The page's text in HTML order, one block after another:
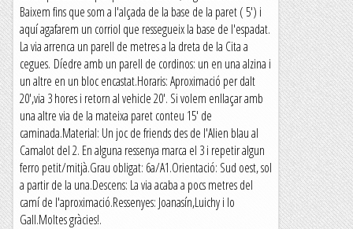
Baixem fins que som a l'alçada de la base de la paret ( 5') i
aquí agafarem un corriol que ressegueix la base de l'espadat.
La via arrenca un parell de metres a la dreta de la Cita a
cegues. Díedre amb un parell de cordinos: un en una alzina i
un altre en un bloc encastat.Horaris: Aproximació per dalt
20',via 3 hores i retorn al vehicle 20'. Si volem enllaçar amb
una altre via de la mateixa paret conteu 15' de
caminada.Material: Un joc de friends des de l'Alien blau al
Camalot del 2. En alguna ressenya marca el 3 i repetir algun
ferro petit/mitjà.Grau obligat: 6a/A1.Orientació: Sud oest, sol
a partir de la una.Descens: La via acaba a pocs metres del
camí de l'aproximació.Ressenyes: Joanasín,Luichy i lo
Gall.Moltes gràcies!.